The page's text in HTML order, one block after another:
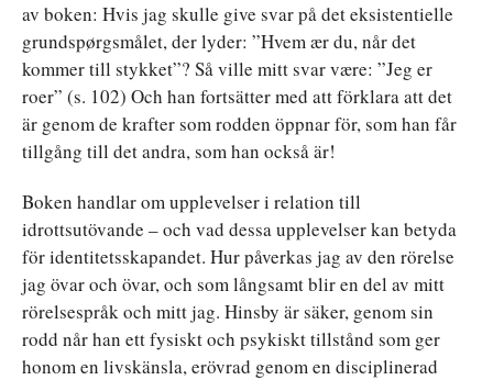
av boken: Hvis jag skulle give svar på det eksistentielle
grundspørgsmålet, der lyder: ”Hvem ær du, når det
kommer till stykket”? Så ville mitt svar være: ”Jeg er
roer” (s. 102) Och han fortsätter med att förklara att det
är genom de krafter som rodden öppnar för, som han får
tillgång till det andra, som han också är!
Boken handlar om upplevelser i relation till
idrottsutövande – och vad dessa upplevelser kan betyda
för identitetsskapandet. Hur påverkas jag av den rörelse
jag övar och övar, och som långsamt blir en del av mitt
rörelsespråk och mitt jag. Hinsby är säker, genom sin
rodd når han ett fysiskt och psykiskt tillstånd som ger
honom en livskänsla, erövrad genom en disciplinerad